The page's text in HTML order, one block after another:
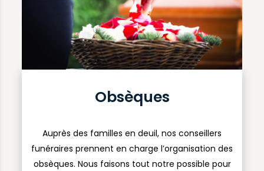
Obsèques
Auprès des familles en deuil, nos conseillers
funéraires prennent en charge l’organisation des
obsèques. Nous faisons tout notre possible pour